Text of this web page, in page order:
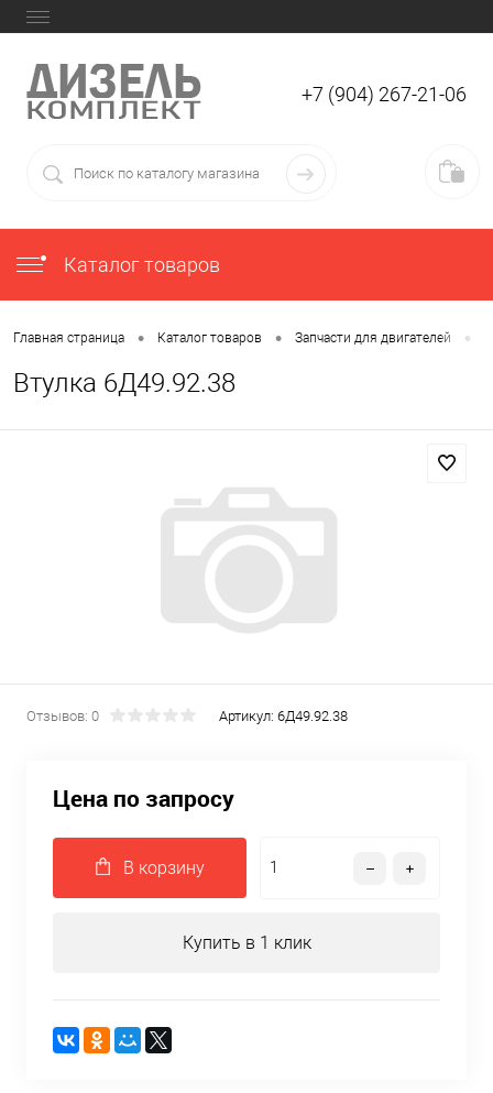
+7 (904) 267-21-06
Каталог товаров
Главная страница • Каталог товаров • Запчасти для двигателей •
Втулка 6Д49.92.38
Отзывов: 0 Артикул: 6Д49.92.38
Цена по запросу
В корзину
Купить в 1 клик